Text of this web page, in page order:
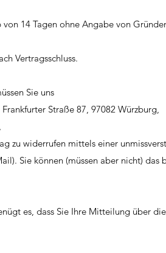
14 Tagen ohne Angabe von
Vertragsschluss.
Sie uns
Straße 87, 97082 Würzburg,
,
zu widerrufen mittels einer
Sie können (müssen aber nicht)
es, dass Sie Ihre Mitteilung über